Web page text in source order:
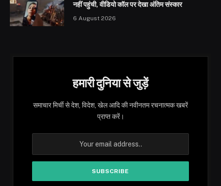
नहीं पहुंची, वीडियो कॉल पर देखा अंतिम संस्कार
6 August 2026
हमारी दुनिया से जुड़ें
समाचार मिर्ची से देश, विदेश, खेल आदि की नवीनतम रचनात्मक खबरें
प्राप्त करें।